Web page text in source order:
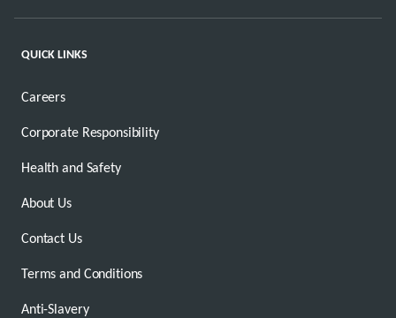
QUICK LINKS
Careers
Corporate Responsibility
Health and Safety
About Us
Contact Us
Terms and Conditions
Anti-Slavery